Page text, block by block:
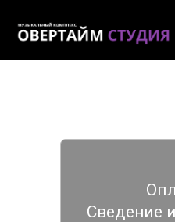
Сведение